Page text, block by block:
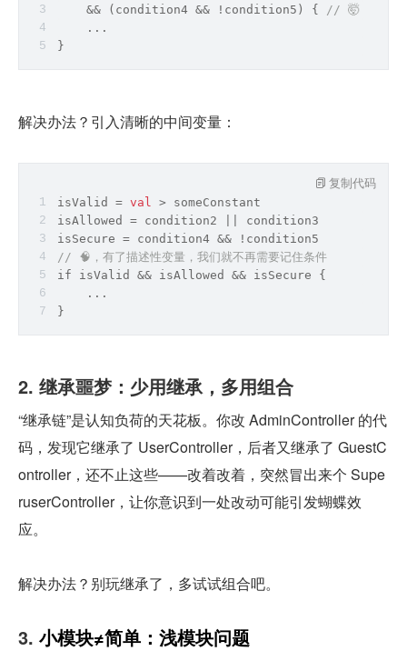
    && (condition4 && !condition5) {
// 🤯，到这一
    ...
}
解决办法？引入清晰的中间变量：
isValid = val
> someConstant
isAllowed = condition2 || condition3
isSecure = condition4 && !condition5
// 🧠，有了描述性变量，我们就不再需要记住条件
if isValid && isAllowed && isSecure {
    ...
}
复制代码
2. 继承噩梦：少用继承，多用组合
“继承链”是认知负荷的天花板。你改 AdminController 的代
码，发现它继承了 UserController，后者又继承了 GuestC
ontroller，还不止这些——改着改着，突然冒出来个 Supe
ruserController，让你意识到一处改动可能引发蝴蝶效
应。
解决办法？别玩继承了，多试试组合吧。
3. 小模块≠简单：浅模块问题